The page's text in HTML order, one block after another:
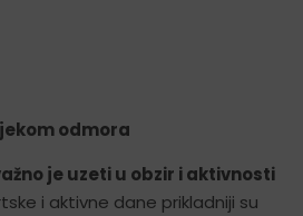
odmora
je uzeti u obzir i aktivnosti
i aktivne dane prikladniji su